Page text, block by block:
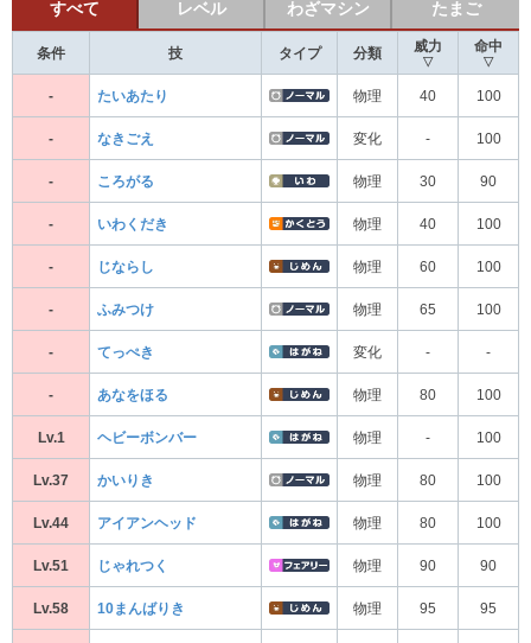
すべて レベル わざマシン たまご
条件 技 タイプ 分類 威力
▽
命中
▽
- たいあたり 物理 40 100
- なきごえ 変化 - 100
- ころがる 物理 30 90
- いわくだき 物理 40 100
- じならし 物理 60 100
- ふみつけ 物理 65 100
- てっぺき 変化 - -
- あなをほる 物理 80 100
Lv.1 ヘビーボンバー 物理 - 100
Lv.37 かいりき 物理 80 100
Lv.44 アイアンヘッド 物理 80 100
Lv.51 じゃれつく 物理 90 90
Lv.58 10まんばりき 物理 95 95